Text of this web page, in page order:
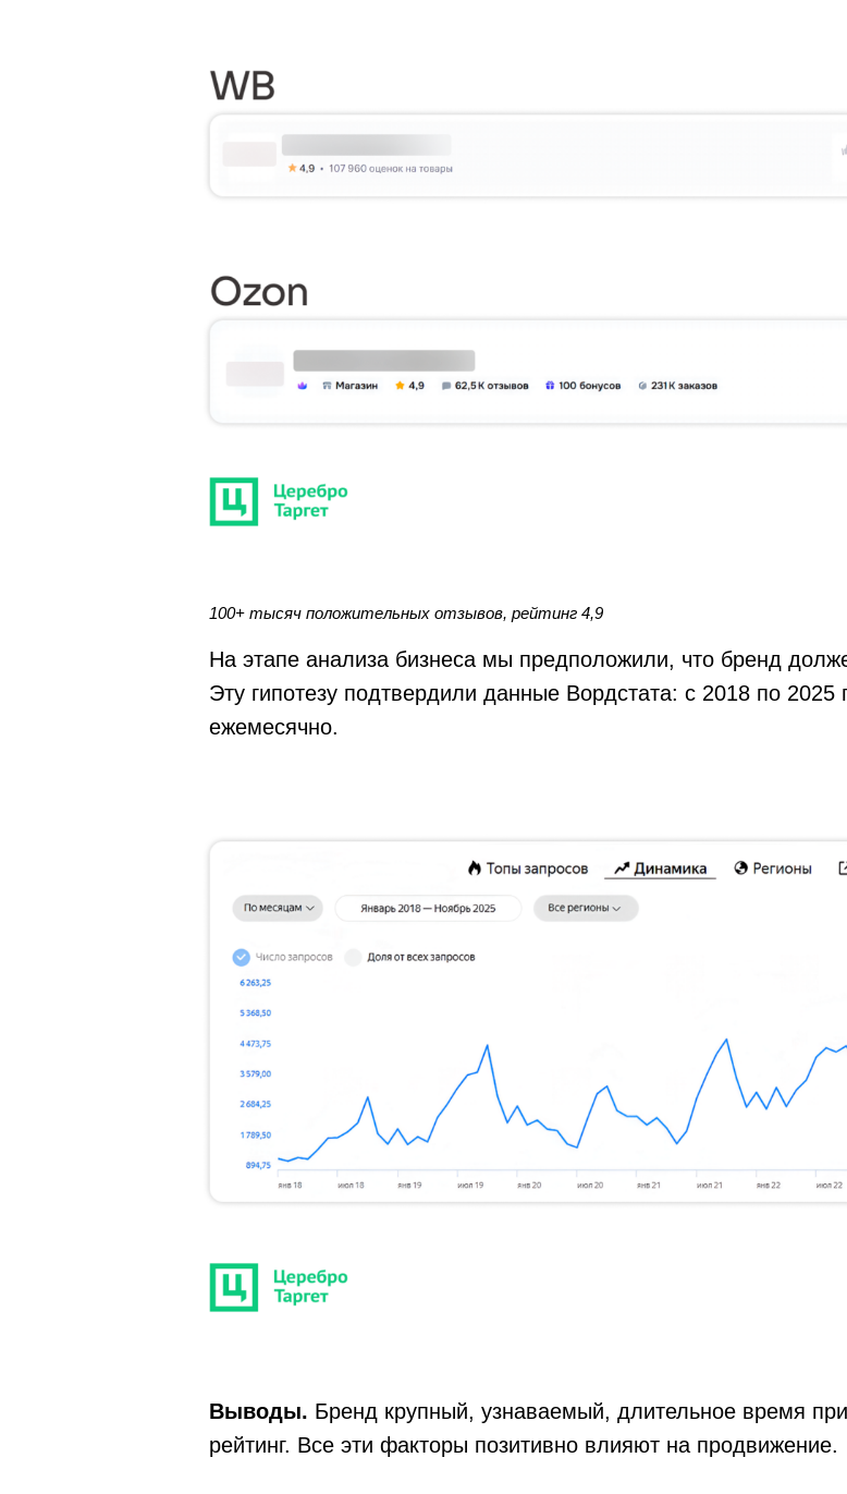
100+ тысяч положительных отзывов, рейтинг 4,9
На этапе анализа бизнеса мы предположили, что бренд
Эту гипотезу подтвердили данные Вордстата: с 2018 по
ежемесячно.
Выводы. Бренд крупный, узнаваемый, длительное время
рейтинг. Все эти факторы позитивно влияют на продвижение.